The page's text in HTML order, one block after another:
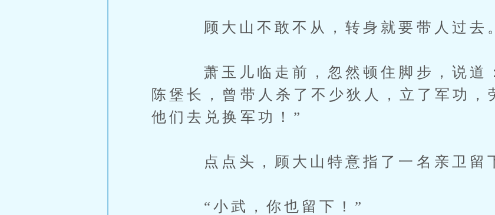
顾大山不敢不从，转身就要带人过去
萧玉儿临走前，忽然顿住脚步，说道：
陈堡长，曾带人杀了不少狄人，立了军功，
他们去兑换军功！”
点点头，顾大山特意指了一名亲卫留
“小武，你也留下！”